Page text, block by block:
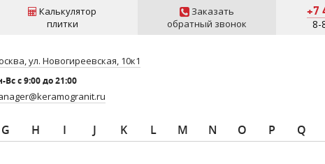
Калькулятор
плитки
Заказать
обратный звонок
+7
8-
ул. Новогиреевская, 10к1
Вс c 9:00 до 21:00
G H I J K L M N O P Q